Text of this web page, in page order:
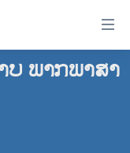
ພາກພາສາ